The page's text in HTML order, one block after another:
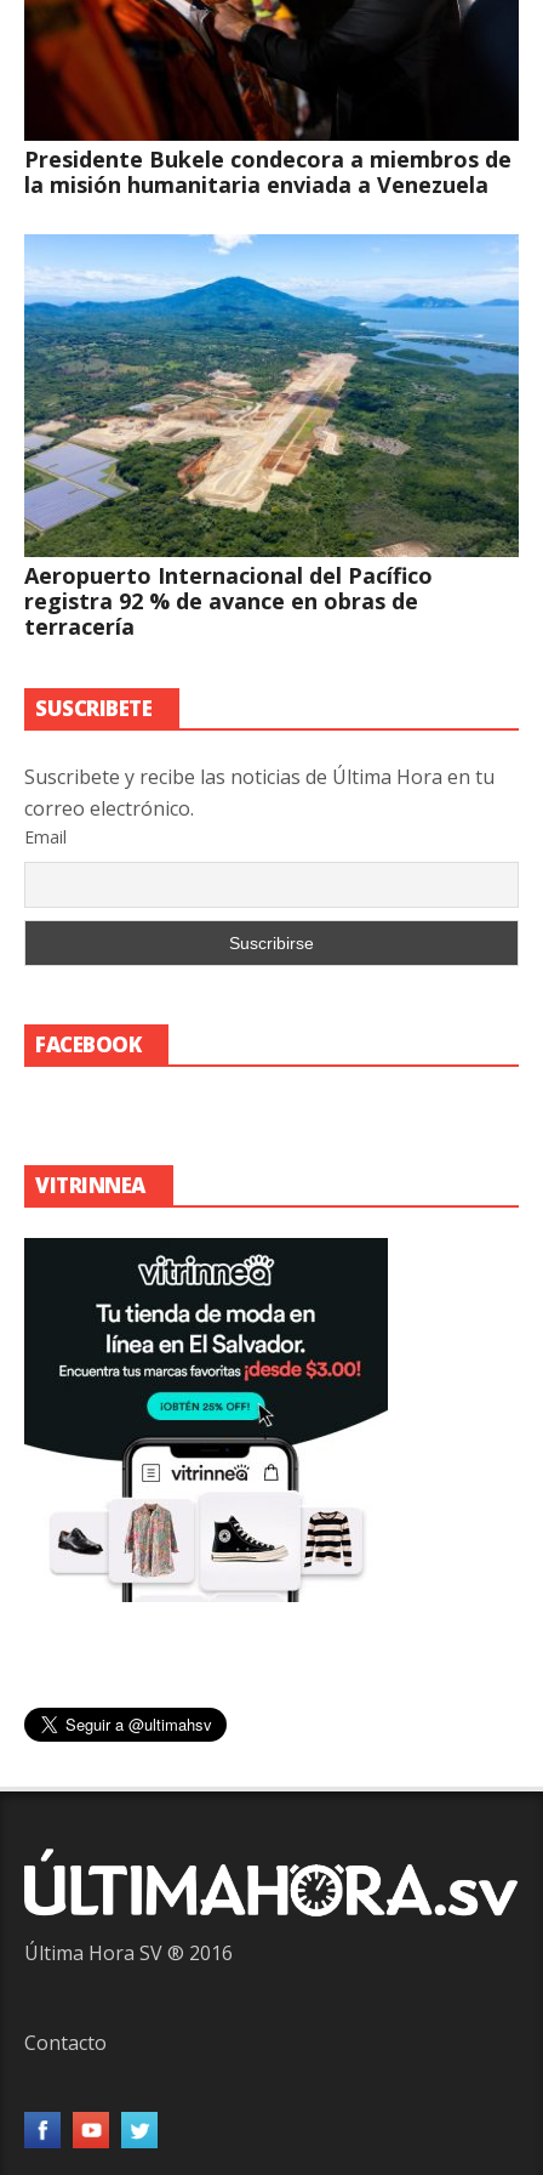
Presidente Bukele condecora a miembros de
la misión humanitaria enviada a Venezuela
Aeropuerto Internacional del Pacífico
registra 92 % de avance en obras de
terracería
SUSCRIBETE
Suscribete y recibe las noticias de Última Hora en tu
correo electrónico.
Email
FACEBOOK
VITRINNEA
Última Hora SV ® 2016
Contacto